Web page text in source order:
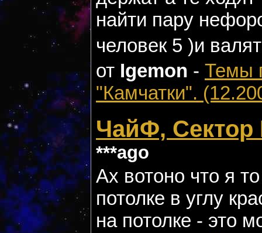
найти пару
человек 5 )и
от Igemon - Темы
"Камчатки".
ЧайФ, Сектор
***ago
Ах вотоно что я
потолке в углу
на потолке - это